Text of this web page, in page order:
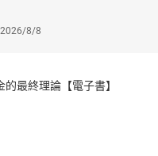
8/8
最終理論【電子書】